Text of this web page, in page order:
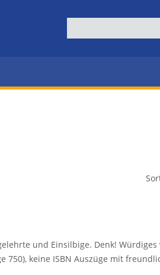
und Einsilbige. Denk!
750), keine ISBN Auszüge mit